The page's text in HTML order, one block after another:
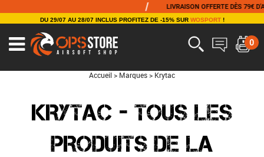
LIVRAISON OFFERTE DÈS 79€ D'ACHAT /
DU 29/07 AU 28/07 INCLUS PROFITEZ DE -15% SUR WOSPORT!
0
Accueil > Marques > Krytac
KRYTAC - TOUS LES
PRODUITS DE LA